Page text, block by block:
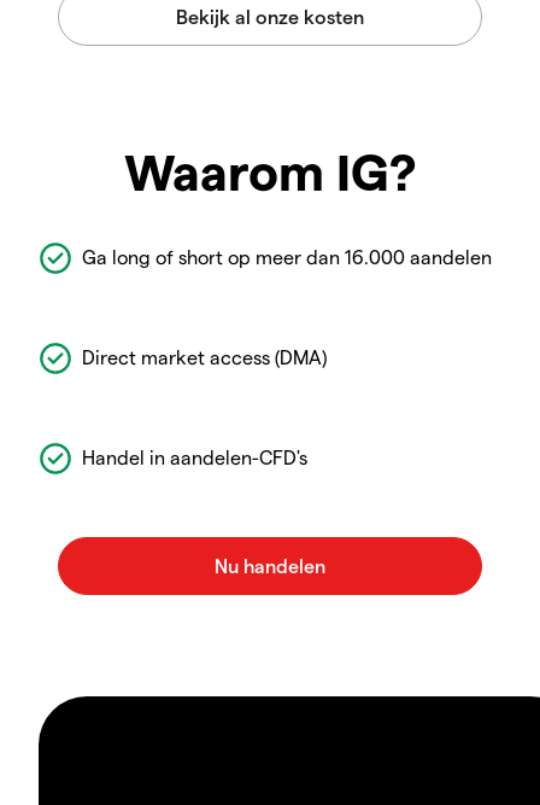
Waarom IG?
Ga long of short op meer dan 16.000 aandelen
Direct market access (DMA)
Handel in aandelen-CFD's